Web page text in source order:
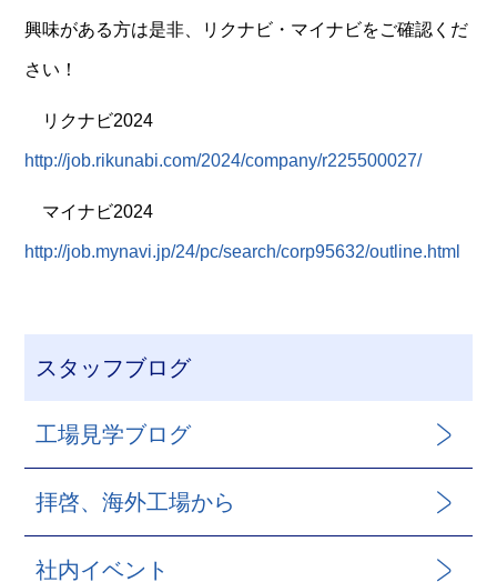
興味がある方は是非、リクナビ・マイナビをご確認くだ
さい！
リクナビ2024
http://job.rikunabi.com/2024/company/r225500027/
マイナビ2024
http://job.mynavi.jp/24/pc/search/corp95632/outline.html
スタッフブログ
工場見学ブログ
拝啓、海外工場から
社内イベント